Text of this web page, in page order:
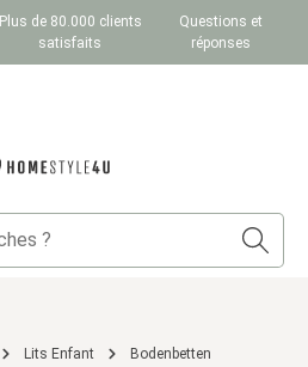
Plus de 80.000 clients
satisfaits
Questions et
réponses
Lits Enfant Bodenbetten